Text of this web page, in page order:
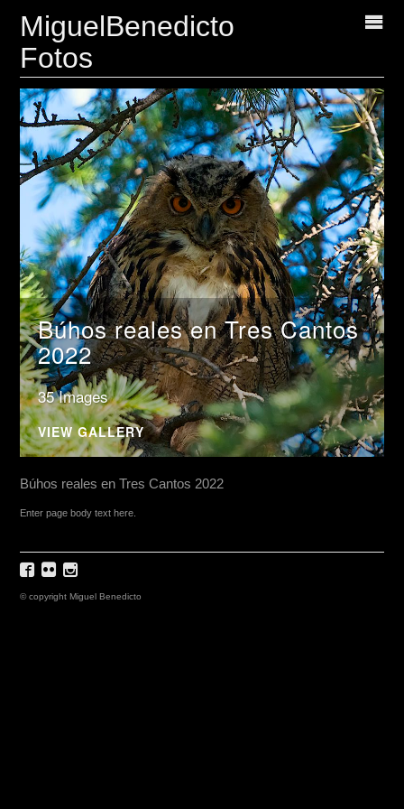
MiguelBenedicto
Fotos
Búhos reales en Tres Cantos
2022
35 Images
VIEW GALLERY
Búhos reales en Tres Cantos 2022
Enter page body text here.
© copyright Miguel Benedicto